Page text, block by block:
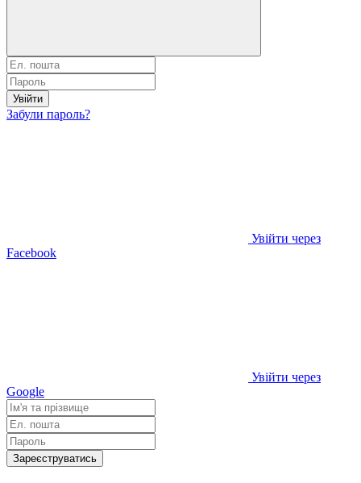
Увійти
Забули пароль?
Увійти через
Facebook
Увійти через
Google
Зареєструватись